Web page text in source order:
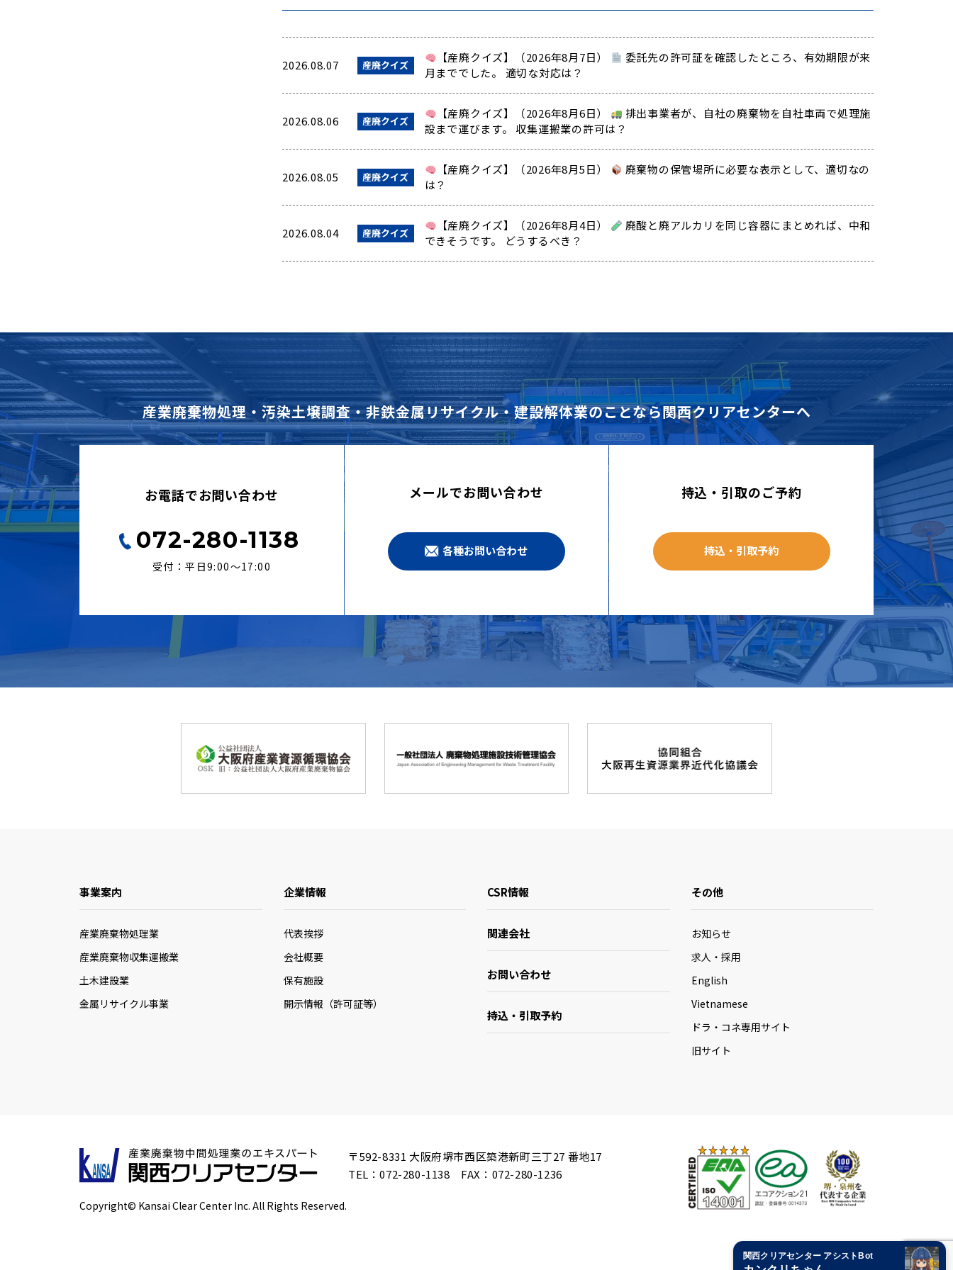
2026.08.07 産廃クイズ 【産廃クイズ】（2026年8月7日）
委託先の許可証を確認したところ、有効期限が来
月まででした。 適切な対応は？
2026.08.06 産廃クイズ 【産廃クイズ】（2026年8月6日）
排出事業者が、自社の廃棄物を自社車両で処理施
設まで運びます。 収集運搬業の許可は？
2026.08.05 産廃クイズ 【産廃クイズ】（2026年8月5日）
廃棄物の保管場所に必要な表示として、適切なの
は？
2026.08.04 産廃クイズ 【産廃クイズ】（2026年8月4日）
廃酸と廃アルカリを同じ容器にまとめれば、中和
できそうです。 どうするべき？
産業廃棄物処理・汚染土壌調査・非鉄金属リサイクル・建設解体業のことなら関西クリアセンターへ
お電話でお問い合わせ
072-280-1138
受付：平日9:00〜17:00
メールでお問い合わせ
各種お問い合わせ
持込・引取のご予約
持込・引取予約
事業案内
産業廃棄物処理業
産業廃棄物収集運搬業
土木建設業
金属リサイクル事業
企業情報
代表挨拶
会社概要
保有施設
開示情報（許可証等）
CSR情報
関連会社
お問い合わせ
持込・引取予約
その他
お知らせ
求人・採用
English
Vietnamese
ドラ・コネ専用サイト
旧サイト
〒592-8331 大阪府堺市西区築港新町三丁27 番地17
TEL：072-280-1138 FAX：072-280-1236
Copyright© Kansai Clear Center Inc. All Rights Reserved.